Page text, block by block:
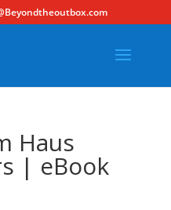
Haus
| eBook